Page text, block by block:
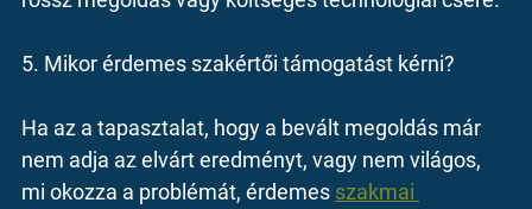
5. Mikor érdemes szakértői támogatást kérni?
Ha az a tapasztalat, hogy a bevált megoldás már
nem adja az elvárt eredményt, vagy nem világos,
mi okozza a problémát, érdemes szakmai